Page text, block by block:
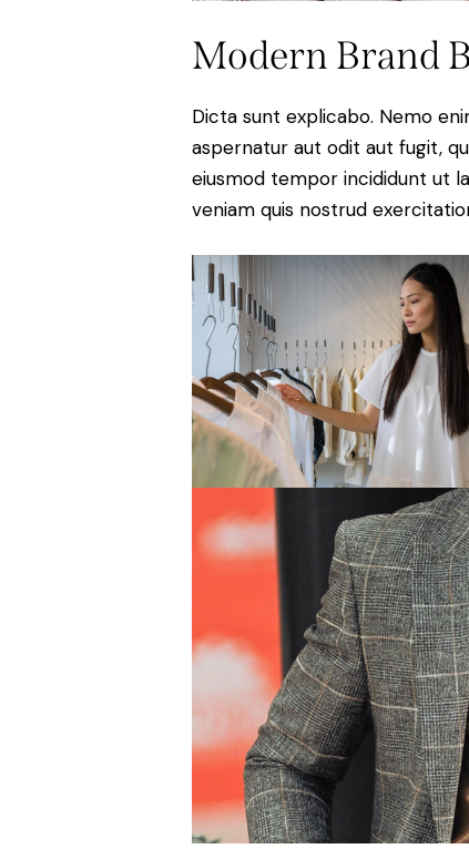
Modern Brand
Dicta sunt explicabo. Nemo
aspernatur aut odit aut fugit,
eiusmod tempor incididunt ut
veniam quis nostrud